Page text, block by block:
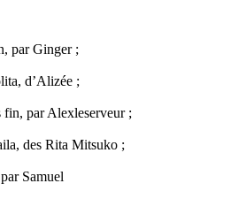
par Ginger ;
d’Alizée ;
fin, par Alexleserveur ;
des Rita Mitsuko ;
Samuel